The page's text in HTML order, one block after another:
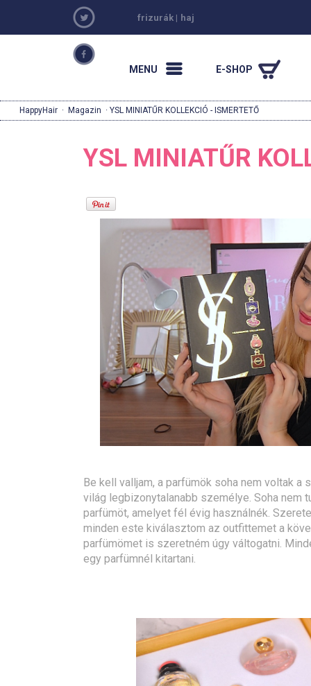
frizurák | haj
MENU E-SHOP
HappyHair · Magazin · YSL MINIATŰR KOLLEKCIÓ - ISMERTETŐ
YSL MINIATŰR
Be kell valljam, a parfümök soha nem voltak
világ legbizonytalanabb személye. Soha nem
parfümöt, amelyet fél évig használnék.
minden este kiválasztom az outfittemet a
parfümömet is szeretném úgy váltogatni.
egy parfümnél kitartani.